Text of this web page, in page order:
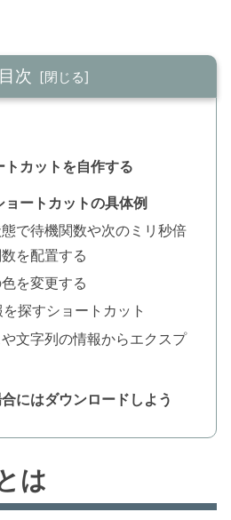
目次
カットを自作する
ートカットの具体例
で待機関数や次のミリ秒倍
を配置する
を変更する
探すショートカット
文字列の情報からエクスプ
にはダウンロードしよう
は